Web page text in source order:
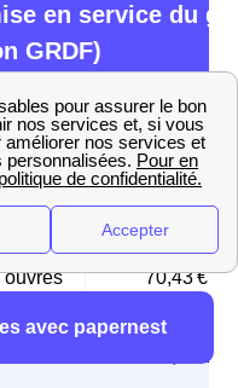
en service du
GRDF)
Prix en € TTC
ouvrés 70,43 €
168,96 €
avec papernest